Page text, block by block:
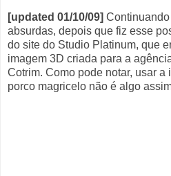
[updated 01/10/09]
absurdas, depois que fiz esse
do site do Studio Platinum, que
imagem 3D criada para a
Cotrim. Como pode notar, usar a
porco magricelo não é algo